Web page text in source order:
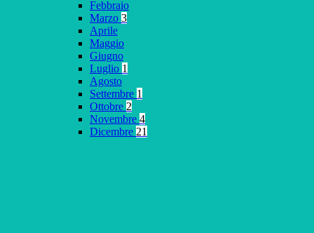
Febbraio
Marzo 3
Aprile
Maggio
Giugno
Luglio 1
Agosto
Settembre 1
Ottobre 2
Novembre 4
Dicembre 21